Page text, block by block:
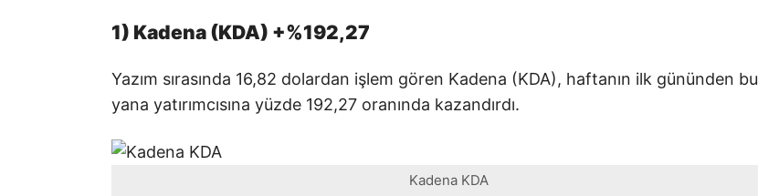
1) Kadena (KDA) +%192,27
Yazım sırasında 16,82 dolardan işlem gören Kadena (KDA), haftanın ilk gününden bu
yana yatırımcısına yüzde 192,27 oranında kazandırdı.
Kadena KDA